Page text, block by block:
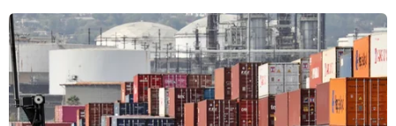
Dịch vụ tin
Quảng cáo
Liên hệ